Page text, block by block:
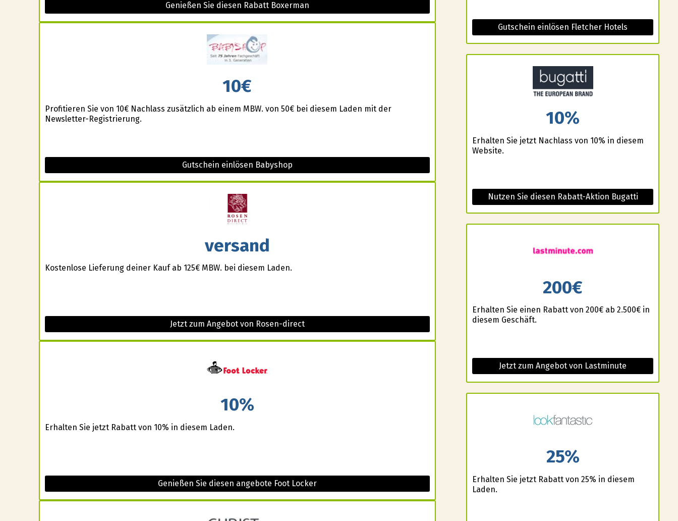
Genießen Sie diesen Rabatt Boxerman
10€
Profitieren Sie von 10€ Nachlass zusätzlich ab einem MBW. von 50€ bei diesem Laden mit der
Newsletter-Registrierung.
Gutschein einlösen Babyshop
versand
Kostenlose Lieferung deiner Kauf ab 125€ MBW. bei diesem Laden.
Jetzt zum Angebot von Rosen-direct
10%
Erhalten Sie jetzt Rabatt von 10% in diesem Laden.
Genießen Sie diesen angebote Foot Locker
Gutschein einlösen Fletcher Hotels
10%
Erhalten Sie jetzt Nachlass von 10% in diesem
Website.
Nutzen Sie diesen Rabatt-Aktion Bugatti
200€
Erhalten Sie einen Rabatt von 200€ ab 2.500€ in
diesem Geschäft.
Jetzt zum Angebot von Lastminute
25%
Erhalten Sie jetzt Rabatt von 25% in diesem
Laden.